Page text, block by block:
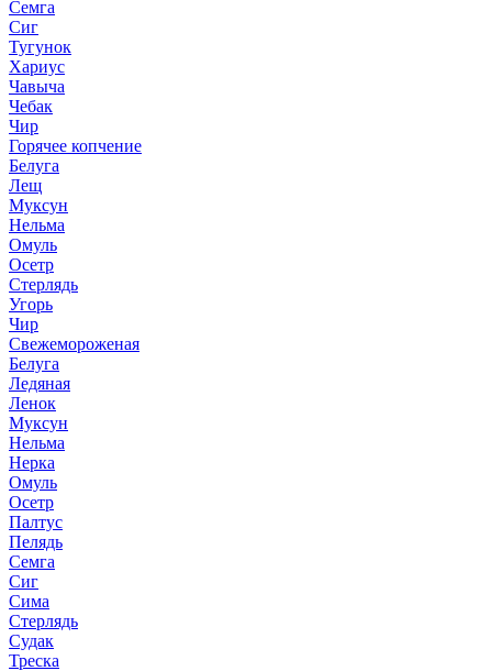
Семга
Сиг
Тугунок
Хариус
Чавыча
Чебак
Чир
Горячее копчение
Белуга
Лещ
Муксун
Нельма
Омуль
Осетр
Стерлядь
Угорь
Чир
Свежемороженая
Белуга
Ледяная
Ленок
Муксун
Нельма
Нерка
Омуль
Осетр
Палтус
Пелядь
Семга
Сиг
Сима
Стерлядь
Судак
Треска